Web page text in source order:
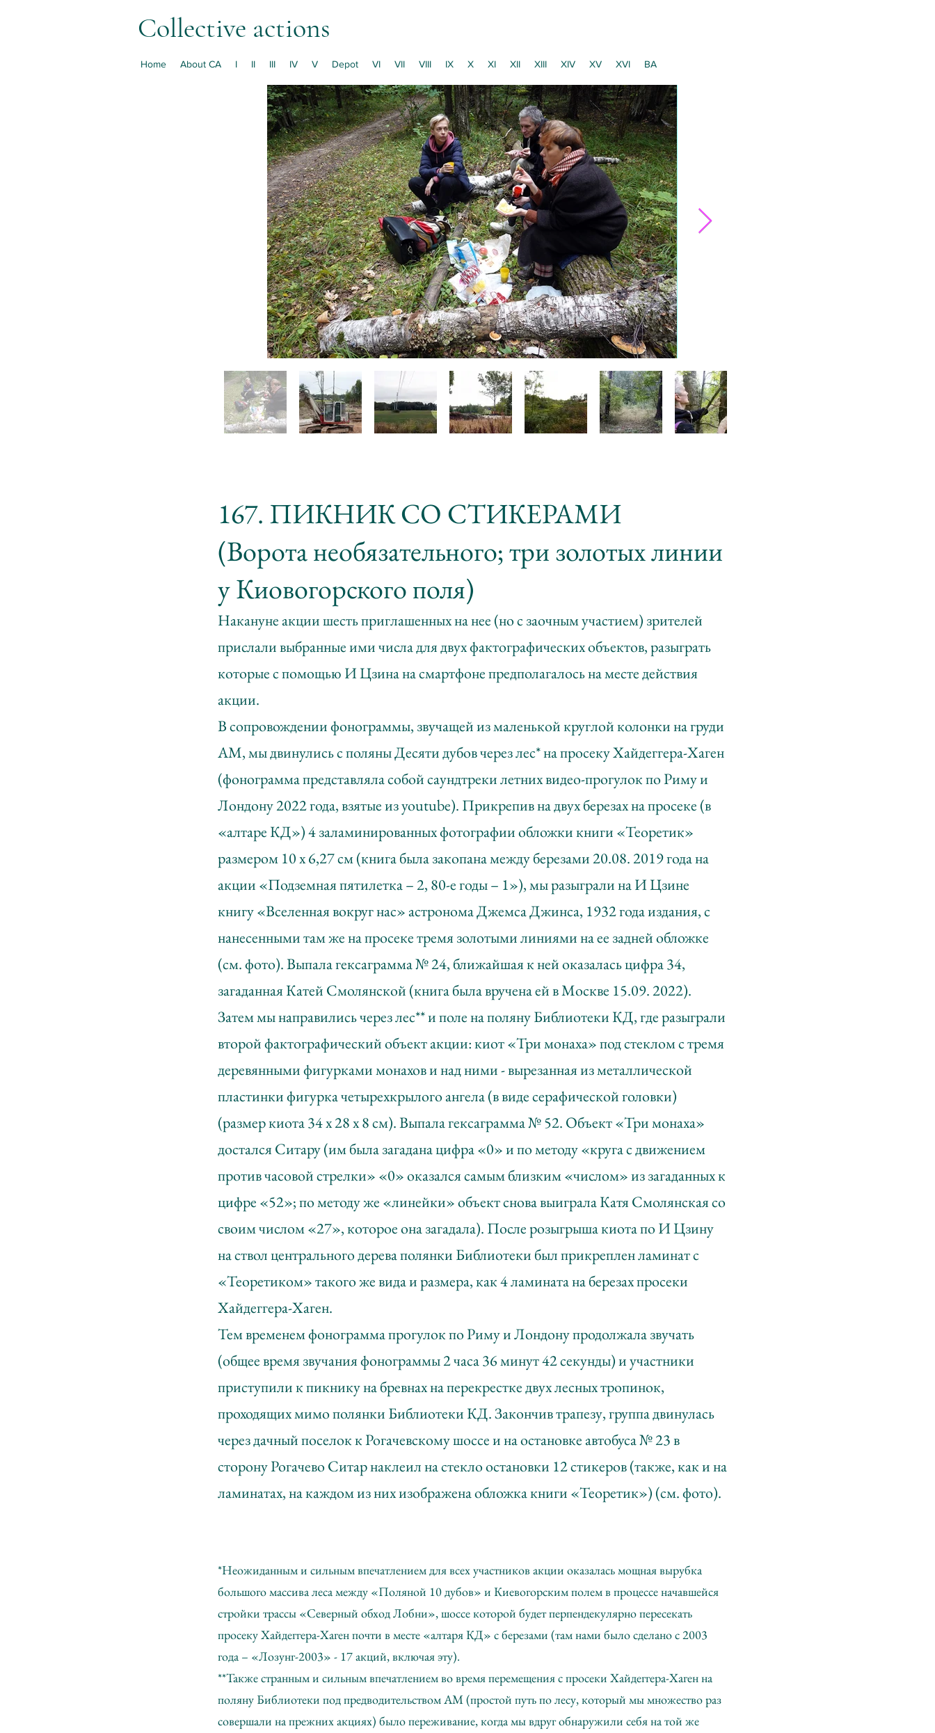
Collective actions
Home About CA I II III IV V Depot VI VII VIII IX X XI XII XIII XIV XV XVI BA
167. ПИКНИК СО СТИКЕРАМИ
(Ворота необязательного; три золотых линии
у Киовогорского поля)
Накануне акции шесть приглашенных на нее (но с заочным участием) зрителей
прислали выбранные ими числа для двух фактографических объектов, разыграть
которые с помощью И Цзина на смартфоне предполагалось на месте действия
акции.
В сопровождении фонограммы, звучащей из маленькой круглой колонки на груди
АМ, мы двинулись с поляны Десяти дубов через лес* на просеку Хайдеггера-Хаген
(фонограмма представляла собой саундтреки летних видео-прогулок по Риму и
Лондону 2022 года, взятые из youtubе). Прикрепив на двух березах на просеке (в
«алтаре КД») 4 заламинированных фотографии обложки книги «Теоретик»
размером 10 х 6,27 см (книга была закопана между березами 20.08. 2019 года на
акции «Подземная пятилетка – 2, 80-е годы – 1»), мы разыграли на И Цзине
книгу «Вселенная вокруг нас» астронома Джемса Джинса, 1932 года издания, с
нанесенными там же на просеке тремя золотыми линиями на ее задней обложке
(см. фото). Выпала гексаграмма № 24, ближайшая к ней оказалась цифра 34,
загаданная Катей Смолянской (книга была вручена ей в Москве 15.09. 2022).
Затем мы направились через лес** и поле на поляну Библиотеки КД, где разыграли
второй фактографический объект акции: киот «Три монаха» под стеклом с тремя
деревянными фигурками монахов и над ними - вырезанная из металлической
пластинки фигурка четырехкрылого ангела (в виде серафической головки)
(размер киота 34 х 28 х 8 см). Выпала гексаграмма № 52. Объект «Три монаха»
достался Ситару (им была загадана цифра «0» и по методу «круга с движением
против часовой стрелки» «0» оказался самым близким «числом» из загаданных к
цифре «52»; по методу же «линейки» объект снова выиграла Катя Смолянская со
своим числом «27», которое она загадала). После розыгрыша киота по И Цзину
на ствол центрального дерева полянки Библиотеки был прикреплен ламинат с
«Теоретиком» такого же вида и размера, как 4 ламината на березах просеки
Хайдеггера-Хаген.
Тем временем фонограмма прогулок по Риму и Лондону продолжала звучать
(общее время звучания фонограммы 2 часа 36 минут 42 секунды) и участники
приступили к пикнику на бревнах на перекрестке двух лесных тропинок,
проходящих мимо полянки Библиотеки КД. Закончив трапезу, группа двинулась
через дачный поселок к Рогачевскому шоссе и на остановке автобуса № 23 в
сторону Рогачево Ситар наклеил на стекло остановки 12 стикеров (также, как и на
ламинатах, на каждом из них изображена обложка книги «Теоретик») (см. фото).
*Неожиданным и сильным впечатлением для всех участников акции оказалась мощная вырубка
большого массива леса между «Поляной 10 дубов» и Киевогорским полем в процессе начавшейся
стройки трассы «Северный обход Лобни», шоссе которой будет перпендекулярно пересекать
просеку Хайдеггера-Хаген почти в месте «алтаря КД» с березами (там нами было сделано с 2003
года – «Лозунг-2003» - 17 акций, включая эту).
**Также странным и сильным впечатлением во время перемещения с просеки Хайдеггера-Хаген на
поляну Библиотеки под предводительством АМ (простой путь по лесу, который мы множество раз
совершали на прежних акциях) было переживание, когда мы вдруг обнаружили себя на той же